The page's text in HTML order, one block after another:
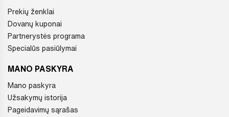
Prekių ženklai
Dovanų kuponai
Partnerystės programa
Specialūs pasiūlymai
MANO PASKYRA
Mano paskyra
Užsakymų istorija
Pageidavimų sąrašas